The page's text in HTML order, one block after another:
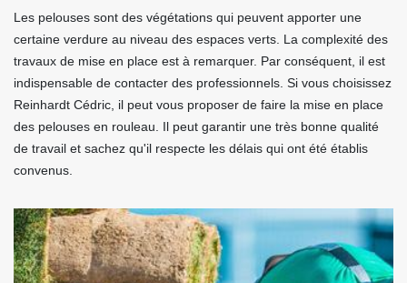
Les pelouses sont des végétations qui peuvent apporter une
certaine verdure au niveau des espaces verts. La complexité des
travaux de mise en place est à remarquer. Par conséquent, il est
indispensable de contacter des professionnels. Si vous choisissez
Reinhardt Cédric, il peut vous proposer de faire la mise en place
des pelouses en rouleau. Il peut garantir une très bonne qualité
de travail et sachez qu'il respecte les délais qui ont été établis
convenus.